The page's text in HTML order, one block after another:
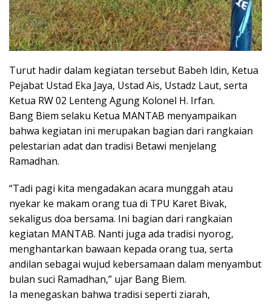
Turut hadir dalam kegiatan tersebut Babeh Idin, Ketua
Pejabat Ustad Eka Jaya, Ustad Ais, Ustadz Laut, serta
Ketua RW 02 Lenteng Agung Kolonel H. Irfan.
Bang Biem selaku Ketua MANTAB menyampaikan
bahwa kegiatan ini merupakan bagian dari rangkaian
pelestarian adat dan tradisi Betawi menjelang
Ramadhan.
“Tadi pagi kita mengadakan acara munggah atau
nyekar ke makam orang tua di TPU Karet Bivak,
sekaligus doa bersama. Ini bagian dari rangkaian
kegiatan MANTAB. Nanti juga ada tradisi nyorog,
menghantarkan bawaan kepada orang tua, serta
andilan sebagai wujud kebersamaan dalam menyambut
bulan suci Ramadhan,” ujar Bang Biem.
Ia menegaskan bahwa tradisi seperti ziarah,